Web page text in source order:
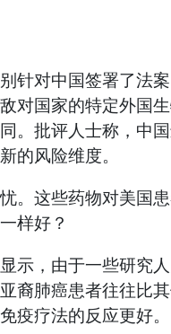
针对中国签署了法
对国家的特定外国
。批评人士称，中
的风险维度。
。这些药物对美国
样好？
示，由于一些研究
裔肺癌患者往往比
疫疗法的反应更好。